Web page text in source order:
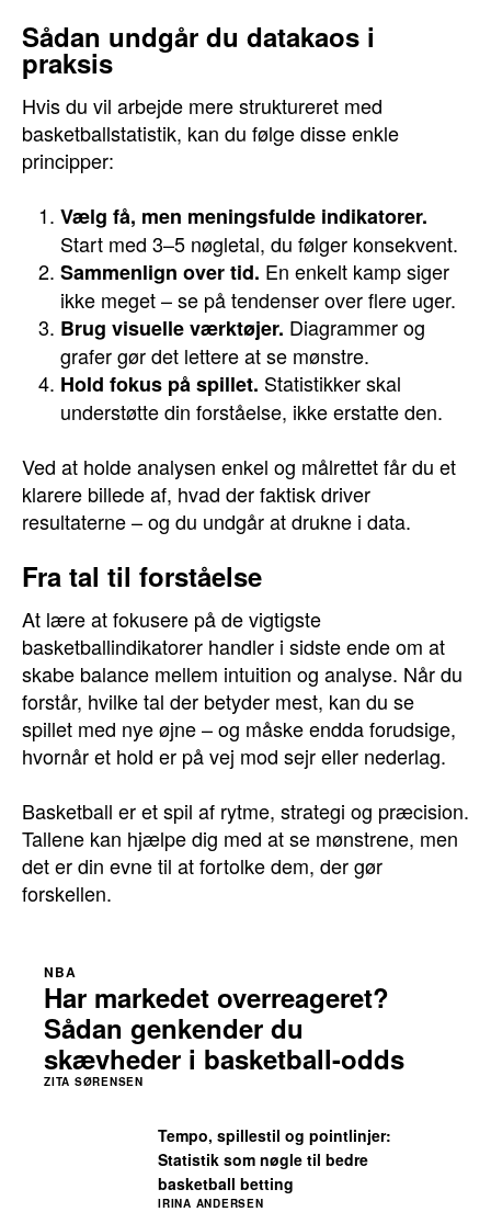
Sådan undgår du datakaos i
praksis
Hvis du vil arbejde mere struktureret med
basketballstatistik, kan du følge disse enkle
principper:
Vælg få, men meningsfulde indikatorer.
Start med 3–5 nøgletal, du følger konsekvent.
Sammenlign over tid. En enkelt kamp siger
ikke meget – se på tendenser over flere uger.
Brug visuelle værktøjer. Diagrammer og
grafer gør det lettere at se mønstre.
Hold fokus på spillet. Statistikker skal
understøtte din forståelse, ikke erstatte den.
Ved at holde analysen enkel og målrettet får du et
klarere billede af, hvad der faktisk driver
resultaterne – og du undgår at drukne i data.
Fra tal til forståelse
At lære at fokusere på de vigtigste
basketballindikatorer handler i sidste ende om at
skabe balance mellem intuition og analyse. Når du
forstår, hvilke tal der betyder mest, kan du se
spillet med nye øjne – og måske endda forudsige,
hvornår et hold er på vej mod sejr eller nederlag.
Basketball er et spil af rytme, strategi og præcision.
Tallene kan hjælpe dig med at se mønstrene, men
det er din evne til at fortolke dem, der gør
forskellen.
Tempo, spillestil og pointlinjer:
Statistik som nøgle til bedre
basketball betting
IRINA ANDERSEN
Har markedet overreageret?
Sådan genkender du
skævheder i basketball-odds
NBA
ZITA SØRENSEN